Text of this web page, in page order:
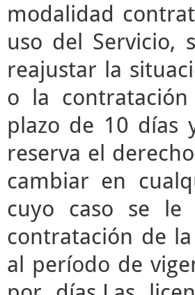
modalidad
uso del Servicio,
reajustar la
o la
plazo de 10 días
reserva el
cambiar en
cuyo caso se
contratación de
al período de